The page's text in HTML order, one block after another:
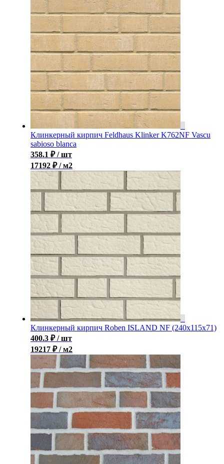
Клинкерный кирпич Feldhaus Klinker K762NF Vascu
sabioso blanca
358.1 ₽ / шт
17192 ₽ / м2
Клинкерный кирпич Roben ISLAND NF (240x115x71)
400.3 ₽ / шт
19217 ₽ / м2